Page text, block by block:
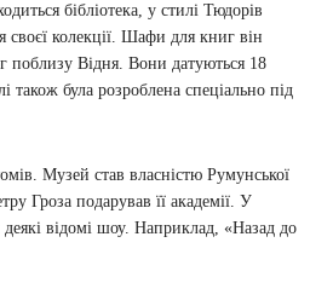
бібліотека, у стилі Тюдорів
своєї колекції. Шафи для книг він
поблизу Відня. Вони датуються 18
також була розроблена спеціально під
Музей став власністю Румунської
Гроза подарував її академії. У
деякі відомі шоу. Наприклад, «Назад до